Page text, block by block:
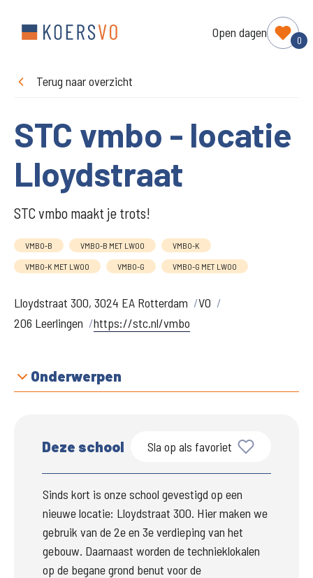
Open dagen
0
Terug naar overzicht
STC vmbo - locatie
Lloydstraat
STC vmbo maakt je trots!
VMBO-B VMBO-B MET LWOO VMBO-K
VMBO-K MET LWOO VMBO-G VMBO-G MET LWOO
Lloydstraat 300, 3024 EA Rotterdam
VO
206 Leerlingen
https://stc.nl/vmbo
Onderwerpen
Deze school Sla op als favoriet
Sinds kort is onze school gevestigd op een
nieuwe locatie: Lloydstraat 300. Hier maken we
gebruik van de 2e en 3e verdieping van het
gebouw. Daarnaast worden de technieklokalen
op de begane grond benut voor de